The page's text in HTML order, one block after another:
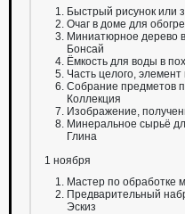
Быстрый рисунок или
Очаг в доме для
Миниатюрное дерево
Бонсай
Ёмкость для воды в
Часть целого,
Собрание предметов
Коллекция
Изображение,
Минеральное сырьё
Глина
1 ноября
Мастер по обработке
Предварительный
Эскиз